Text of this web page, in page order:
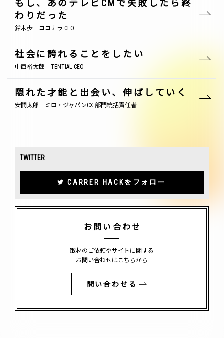
もし、あのテレビCMで失敗したら終
わりだった
鈴木歩｜ココナラ CEO
社会に誇れることをしたい
中西裕太郎｜TENTIAL CEO
隠れた才能と出会い、伸ばしていく
安間太郎｜ミロ・ジャパンCX 部門統括責任者
TWITTER
CARRER HACKをフォロー
お問い合わせ
取材のご依頼やサイトに関する
お問い合わせはこちらから
問い合わせる